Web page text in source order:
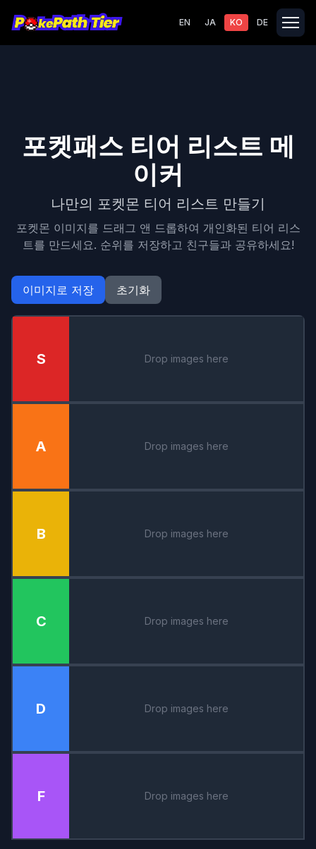
EN JA KO DE
포켓패스 티어 리스트 메
이커
나만의 포켓몬 티어 리스트 만들기
포켓몬 이미지를 드래그 앤 드롭하여 개인화된 티어 리스
트를 만드세요. 순위를 저장하고 친구들과 공유하세요!
이미지로 저장 초기화
S Drop images here
A Drop images here
B Drop images here
C Drop images here
D Drop images here
F Drop images here